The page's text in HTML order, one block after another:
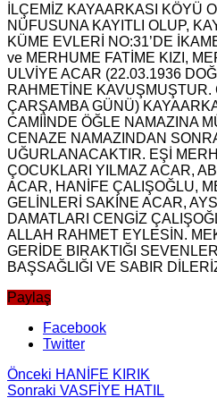
İLÇEMİZ KAYAARKASI KÖYÜ
NÜFUSUNA KAYITLI OLUP,
KÜME EVLERİ NO:31’DE
ve MERHUME FATİME KIZI,
ULVİYE ACAR (22.03.1936
RAHMETİNE KAVUŞMUŞTUR.
ÇARŞAMBA GÜNÜ)
CAMİİNDE ÖĞLE NAMAZINA
CENAZE NAMAZINDAN
UĞURLANACAKTIR. EŞİ
ÇOCUKLARI YILMAZ ACAR,
ACAR, HANİFE ÇALIŞOĞLU,
GELİNLERİ SAKİNE ACAR,
DAMATLARI CENGİZ
ALLAH RAHMET EYLESİN.
GERİDE BIRAKTIĞI
BAŞSAĞLIĞI VE SABIR
Paylaş
Facebook
Twitter
Önceki HANİFE KIRIK
Sonraki VASFİYE HATIL